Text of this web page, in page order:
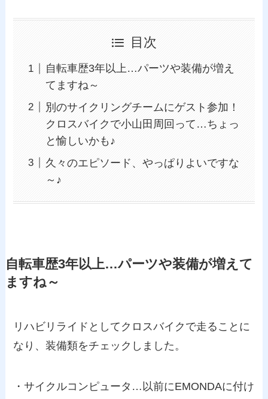
目次
自転車歴3年以上…パーツや装備が増え
てますね～
別のサイクリングチームにゲスト参加！
クロスバイクで小山田周回って…ちょっ
と愉しいかも♪
久々のエピソード、やっぱりよいですな
～♪
自転車歴3年以上…パーツや装備が増えて
ますね～
リハビリライドとしてクロスバイクで走ることに
なり、装備類をチェックしました。
・サイクルコンピュータ…以前にEMONDAに付け